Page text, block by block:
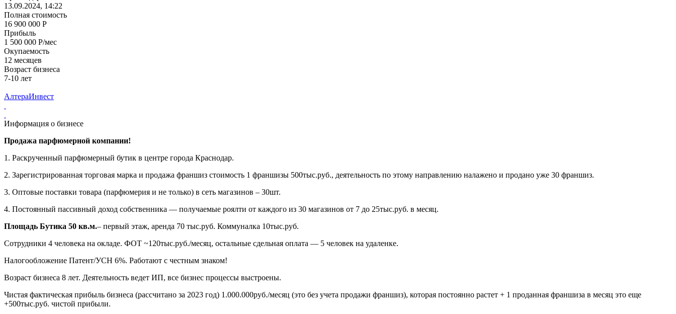
13.09.2024, 14:22
Полная стоимость
16 900 000 Р
Прибыль
1 500 000 Р/мес
Окупаемость
12 месяцев
Возраст бизнеса
7-10 лет
АлтераИнвест
Информация о бизнесе
Продажа парфюмерной компании!
1. Раскрученный парфюмерный бутик в центре города Краснодар.
2. Зарегистрированная торговая марка и продажа франшиз стоимость 1 франшизы 500тыс.руб., деятельность по этому направлению налажено и продано уже 30 франшиз.
3. Оптовые поставки товара (парфюмерия и не только) в сеть магазинов – 30шт.
4. Постоянный пассивный доход собственника — получаемые роялти от каждого из 30 магазинов от 7 до 25тыс.руб. в месяц.
Площадь Бутика 50 кв.м.– первый этаж, аренда 70 тыс.руб. Коммуналка 10тыс.руб.
Сотрудники 4 человека на окладе. ФОТ ~120тыс.руб./месяц, остальные сдельная оплата — 5 человек на удаленке.
Налогообложение Патент/УСН 6%. Работают с честным знаком!
Возраст бизнеса 8 лет. Деятельность ведет ИП, все бизнес процессы выстроены.
Чистая фактическая прибыль бизнеса (рассчитано за 2023 год) 1.000.000руб./месяц (это без учета продажи франшиз), которая постоянно растет + 1 проданная франшиза в месяц это еще
+500тыс.руб. чистой прибыли.